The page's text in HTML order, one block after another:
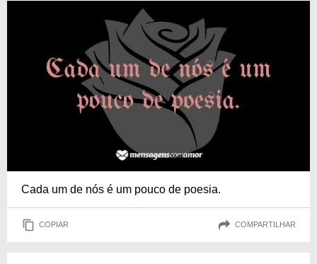
Cada um de nós é um pouco de poesia.
COPIAR COMPARTILHAR